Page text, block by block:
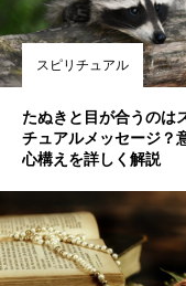
スピリチュアル
たぬきと目が合うのは
チュアルメッセージ？
心構えを詳しく解説